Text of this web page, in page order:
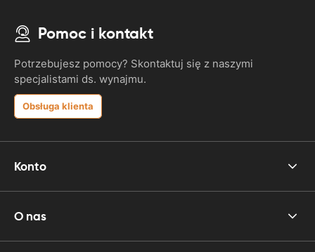
Pomoc i kontakt
Potrzebujesz pomocy? Skontaktuj się z naszymi
specjalistami ds. wynajmu.
Obsługa klienta
Konto
O nas